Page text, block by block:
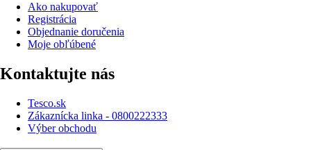
Ako nakupovať
Registrácia
Objednanie doručenia
Moje obľúbené
Kontaktujte nás
Tesco.sk
Zákaznícka linka - 0800222333
Výber obchodu